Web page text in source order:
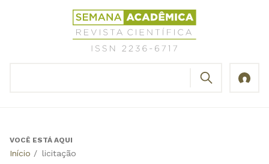
Revista
Científica
Semana
Back
VOCÊ ESTÁ AQUI
Início / licitação